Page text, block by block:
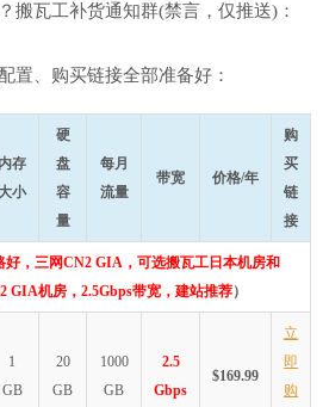
搬瓦工补货通知群(禁言，仅推送)：
置、购买链接全部准备好：
内存
小
硬
盘
容
量
每月
流量
带宽 价格/年
购
买
链
接
好，三网CN2 GIA，可选搬瓦工日本机房和
GIA机房，2.5Gbps带宽，建站推荐）
1
GB
20
GB
1000
GB
2.5
Gbps
$169.99
立
即
购